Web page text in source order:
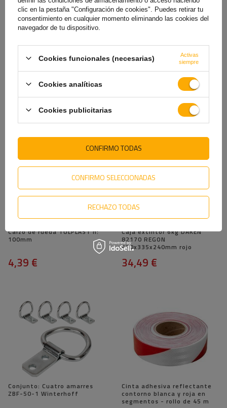
2,59 €
2,10 €
El precio más bajo del producto en
2,59 €
4,29 €
3,60 €
4,29 €
Calzo de rueda TULPLAST h:
100mm
4,39 €
Caja extintor 6kg DAKEN
82170 REGON
620x335x240mm rojo
34,49 €
Conjunto: Cuatro amarres
ZBF-50-1 Winterhoff
Cinta adhesiva reflectante
contorno blanca y roja en
segmentos - rollo de 45 m
clic en la pestaña "Configuración de cookies". Puedes retirar tu
consentimiento en cualquier momento eliminando las cookies del
navegador de tu dispositivo.
Cookies funcionales (necesarias)
Activas
siempre
Cookies analíticas
Cookies publicitarias
CONFIRMO SELECCIONADAS
RECHAZO TODAS
CONFIRMO TODAS